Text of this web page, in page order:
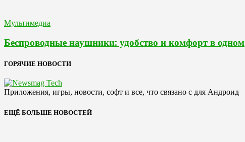
Мультимедиа
Беспроводные наушники: удобство и комфорт в одном
ГОРЯЧИЕ НОВОСТИ
Приложения, игры, новости, софт и все, что связано с для Андроид
ЕЩЁ БОЛЬШЕ НОВОСТЕЙ